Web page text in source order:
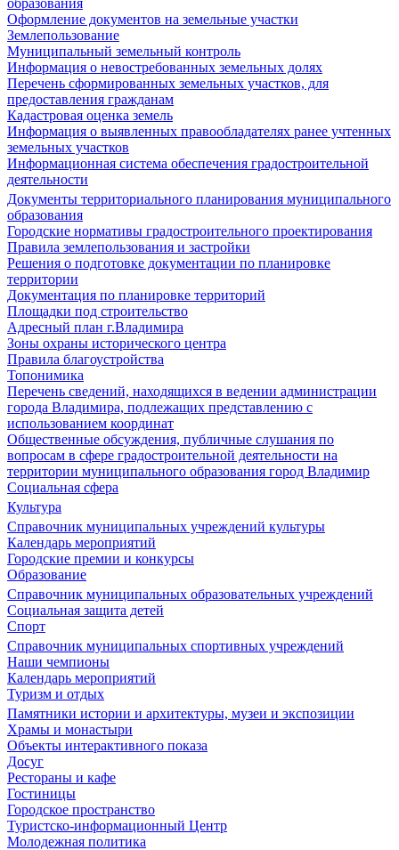
образования
Оформление документов на земельные участки
Землепользование
Муниципальный земельный контроль
Информация о невостребованных земельных долях
Перечень сформированных земельных участков, для
предоставления гражданам
Кадастровая оценка земель
Информация о выявленных правообладателях ранее учтенных
земельных участков
Информационная система обеспечения градостроительной
деятельности
Документы территориального планирования муниципального
образования
Городские нормативы градостроительного проектирования
Правила землепользования и застройки
Решения о подготовке документации по планировке
территории
Документация по планировке территорий
Площадки под строительство
Адресный план г.Владимира
Зоны охраны исторического центра
Правила благоустройства
Топонимика
Перечень сведений, находящихся в ведении администрации
города Владимира, подлежащих представлению с
использованием координат
Общественные обсуждения, публичные слушания по
вопросам в сфере градостроительной деятельности на
территории муниципального образования город Владимир
Социальная сфера
Культура
Справочник муниципальных учреждений культуры
Календарь мероприятий
Городские премии и конкурсы
Образование
Справочник муниципальных образовательных учреждений
Социальная защита детей
Спорт
Справочник муниципальных спортивных учреждений
Наши чемпионы
Календарь мероприятий
Туризм и отдых
Памятники истории и архитектуры, музеи и экспозиции
Храмы и монастыри
Объекты интерактивного показа
Досуг
Рестораны и кафе
Гостиницы
Городское пространство
Туристско-информационный Центр
Молодежная политика